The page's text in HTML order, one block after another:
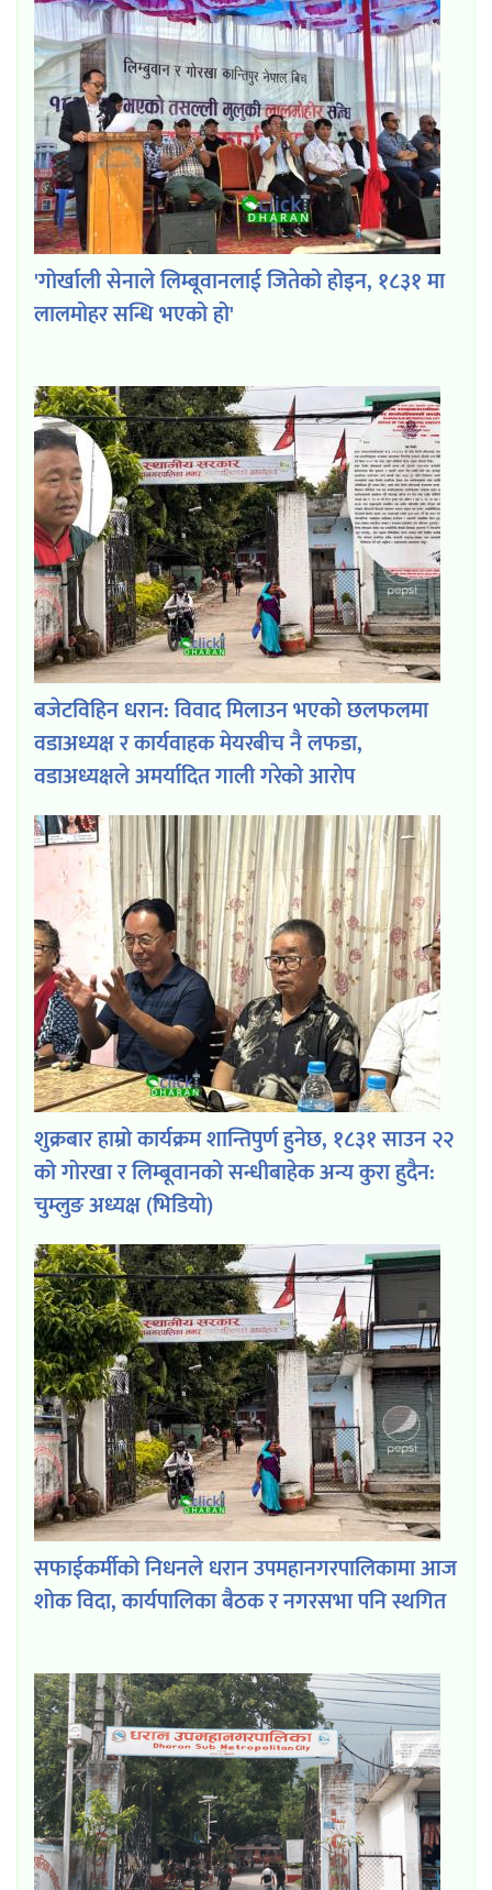
'गोर्खाली सेनाले लिम्बूवानलाई जितेको होइन, १८३१ मा
लालमोहर सन्धि भएको हो'
बजेटविहिन धरान: विवाद मिलाउन भएको छलफलमा
वडाअध्यक्ष र कार्यवाहक मेयरबीच नै लफडा,
वडाअध्यक्षले अमर्यादित गाली गरेको आरोप
शुक्रबार हाम्रो कार्यक्रम शान्तिपुर्ण हुनेछ, १८३१ साउन २२
को गोरखा र लिम्बूवानको सन्धीबाहेक अन्य कुरा हुदैन:
चुम्लुङ अध्यक्ष (भिडियो)
सफाईकर्मीको निधनले धरान उपमहानगरपालिकामा आज
शोक विदा, कार्यपालिका बैठक र नगरसभा पनि स्थगित